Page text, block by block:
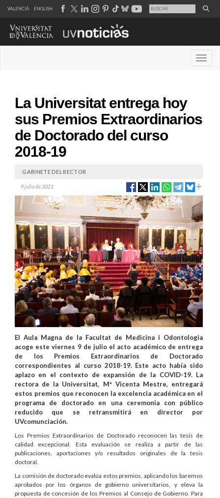
VALENCIÀ ENGLISH
La Universitat entrega hoy
sus Premios Extraordinarios
de Doctorado del curso
2018-19
GABINETE DEL RECTOR
9 julio de 2021
El Aula Magna de la Facultat de Medicina i Odontologia
acoge este viernes 9 de julio el acto académico de entrega
de los Premios Extraordinarios de Doctorado
correspondientes al curso 2018-19. Este acto había sido
aplazo en el contexto de expansión de la COVID-19. La
rectora de la Universitat, Mª Vicenta Mestre, entregará
estos premios que reconocen la excelencia académica en el
programa de doctorado en una ceremonia con público
reducido que se retransmitirá en director por
UVcomunciación.
Los Premios Extraordinarios de Doctorado reconocen las tesis de
calidad excepcional. Esta evaluación se realiza a partir de las
publicaciones, aportaciones y/o resultados originales de la tesis
doctoral.
La comisión de doctorado evalúa estos premios, aplicando los baremos
aprobados por los órganos de gobierno universitarios, y eleva la
propuesta de concesión de los Premios al Consejo de Gobierno. Para